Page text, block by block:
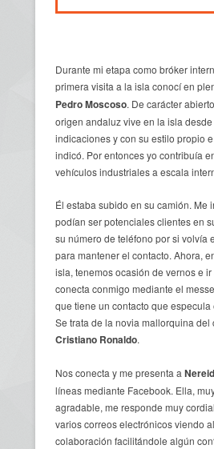
Durante mi etapa como bróker
primera visita a la isla conocí en
Pedro Moscoso. De carácter
origen andaluz vive en la isla
indicaciones y con su estilo propio
indicó. Por entonces yo contribuía
vehículos industriales a escala
Él estaba subido en su camión. Me
podían ser potenciales clientes en
su número de teléfono por si volvía
para mantener el contacto. Ahora,
isla, tenemos ocasión de vernos e ir
conecta conmigo mediante el
que tiene un contacto que
Se trata de la novia mallorquina del
Cristiano Ronaldo.
Nos conecta y me presenta a
líneas mediante Facebook. Ella,
agradable, me responde muy
varios correos electrónicos viendo
colaboración facilitándole algún